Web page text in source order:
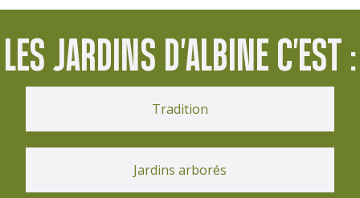
LES JARDINS D'ALBINE C'EST :
Tradition
Jardins arborés